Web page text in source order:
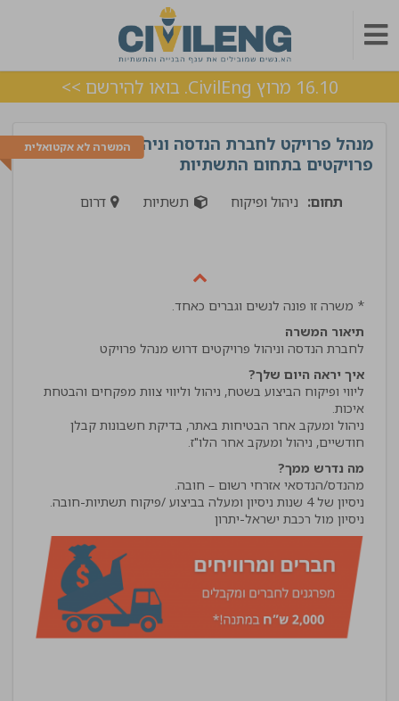
16.10 מרוץ CivilEng. בואו להירשם >>
המשרה לא אקטואליתמנהל פרויקט לחברת הנדסה וניהול
פרויקטים בתחום התשתיות
תחום: ניהול ופיקוח תשתיות דרום
* משרה זו פונה לנשים וגברים כאחד.
תיאור המשרה
לחברת הנדסה וניהול פרויקטים דרוש מנהל פרויקט
איך יראה היום שלך?
ליווי ופיקוח הביצוע בשטח, ניהול וליווי צוות מפקחים והבטחת
ניהול ומעקב אחר הבטיחות באתר, בדיקת חשבונות קבלן
חודשיים, ניהול ומעקב אחר הלו"ז.
מה נדרש ממך?
ניסיון מול רכבת ישראל-יתרון